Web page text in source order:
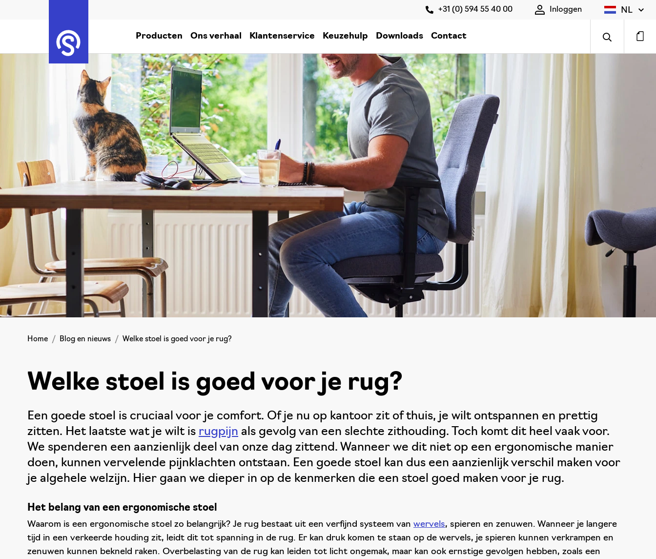
+31 (0) 594 55 40 00 Inloggen NL
Producten Ons verhaal Klantenservice Keuzehulp Downloads Contact
Home Blog en nieuws Welke stoel is goed voor je rug?
Welke stoel is goed voor je rug?
Een goede stoel is cruciaal voor je comfort. Of je nu op kantoor zit of thuis, je wilt ontspannen en prettig
zitten. Het laatste wat je wilt is rugpijn als gevolg van een slechte zithouding. Toch komt dit heel vaak voor.
We spenderen een aanzienlijk deel van onze dag zittend. Wanneer we dit niet op een ergonomische manier
doen, kunnen vervelende pijnklachten ontstaan. Een goede stoel kan dus een aanzienlijk verschil maken voor
je algehele welzijn. Hier gaan we dieper in op de kenmerken die een stoel goed maken voor je rug.
Het belang van een ergonomische stoel
Waarom is een ergonomische stoel zo belangrijk? Je rug bestaat uit een verfijnd systeem van wervels, spieren en zenuwen. Wanneer je langere
tijd in een verkeerde houding zit, leidt dit tot spanning in de rug. Er kan druk komen te staan op de wervels, je spieren kunnen verkrampen en
zenuwen kunnen bekneld raken. Overbelasting van de rug kan leiden tot licht ongemak, maar kan ook ernstige gevolgen hebben, zoals een